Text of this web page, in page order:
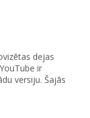
dejas
ir
versiju. Šajās